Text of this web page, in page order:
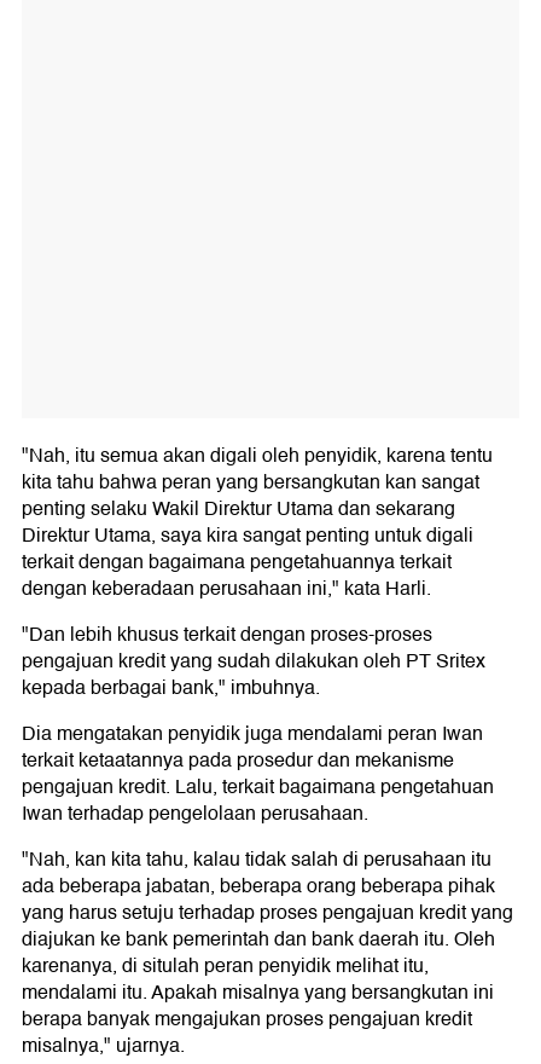
"Nah, itu semua akan digali oleh penyidik, karena tentu
kita tahu bahwa peran yang bersangkutan kan sangat
penting selaku Wakil Direktur Utama dan sekarang
Direktur Utama, saya kira sangat penting untuk digali
terkait dengan bagaimana pengetahuannya terkait
dengan keberadaan perusahaan ini," kata Harli.
"Dan lebih khusus terkait dengan proses-proses
pengajuan kredit yang sudah dilakukan oleh PT Sritex
kepada berbagai bank," imbuhnya.
Dia mengatakan penyidik juga mendalami peran Iwan
terkait ketaatannya pada prosedur dan mekanisme
pengajuan kredit. Lalu, terkait bagaimana pengetahuan
Iwan terhadap pengelolaan perusahaan.
"Nah, kan kita tahu, kalau tidak salah di perusahaan itu
ada beberapa jabatan, beberapa orang beberapa pihak
yang harus setuju terhadap proses pengajuan kredit yang
diajukan ke bank pemerintah dan bank daerah itu. Oleh
karenanya, di situlah peran penyidik melihat itu,
mendalami itu. Apakah misalnya yang bersangkutan ini
berapa banyak mengajukan proses pengajuan kredit
misalnya," ujarnya.